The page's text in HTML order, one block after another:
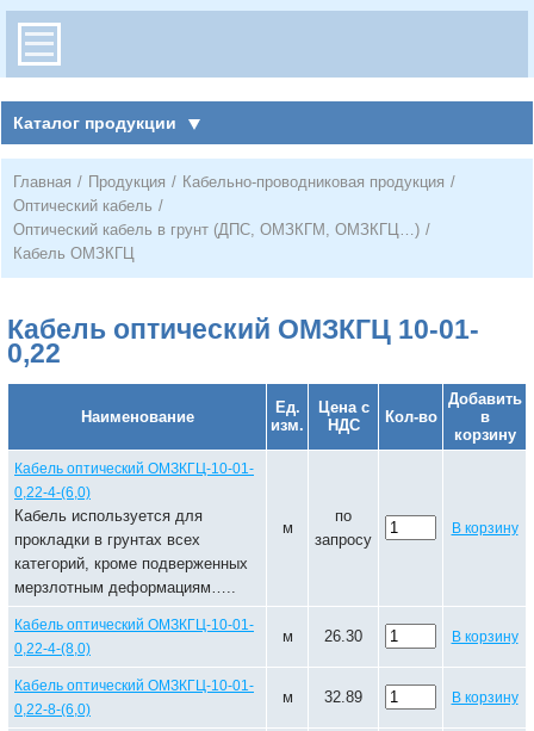
Каталог продукции
Главная / Продукция / Кабельно-проводниковая продукция /
Оптический кабель /
Оптический кабель в грунт (ДПС, ОМЗКГМ, ОМЗКГЦ…) /
Кабель ОМЗКГЦ
Кабель оптический ОМЗКГЦ 10-01-
0,22
Наименование
Ед.
изм.
Цена с
НДС
Кол-во
Добавить
в
корзину
Кабель оптический ОМЗКГЦ-10-01-
0,22-4-(6,0)
Кабель используется для
прокладки в грунтах всех
категорий, кроме подверженных
мерзлотным деформациям…..
м
по
запросу
В корзину
Кабель оптический ОМЗКГЦ-10-01-
0,22-4-(8,0)
м 26.30 В корзину
Кабель оптический ОМЗКГЦ-10-01-
0,22-8-(6,0)
м 32.89 В корзину